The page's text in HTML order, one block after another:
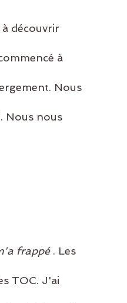
découvrir
à
Nous
Nous nous
frappé . Les
TOC. J'ai